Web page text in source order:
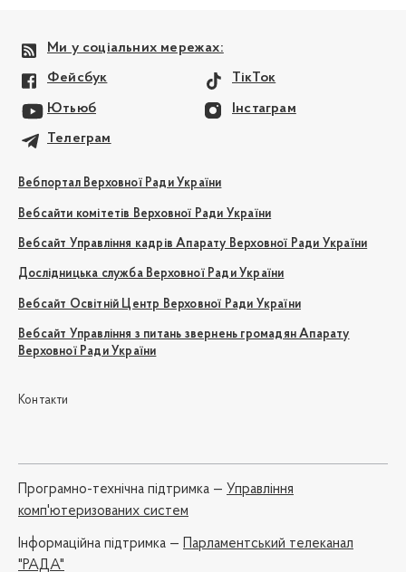
Ми у соціальних мережах:
Фейсбук ТікТок
Ютьюб Інстаграм
Телеграм
Вебпортал Верховної Ради України
Вебсайти комітетів Верховної Ради України
Вебсайт Управління кадрів Апарату Верховної Ради України
Дослідницька служба Верховної Ради України
Вебсайт Освітній Центр Верховної Ради України
Вебсайт Управління з питань звернень громадян Апарату
Верховної Ради України
Контакти
Програмно-технічна підтримка — Управління
комп'ютеризованих систем
Iнформаційна підтримка —
Парламентський телеканал
"РАДА"